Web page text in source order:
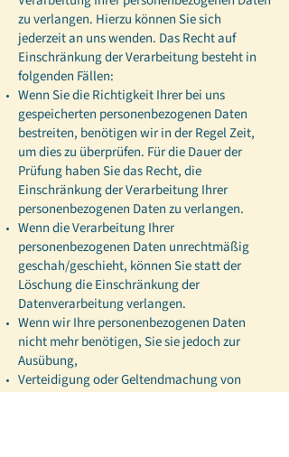
zu verlangen. Hierzu können Sie sich
jederzeit an uns wenden. Das Recht auf
Einschränkung der Verarbeitung besteht in
folgenden Fällen:
Wenn Sie die Richtigkeit Ihrer bei uns
gespeicherten personenbezogenen Daten
bestreiten, benötigen wir in der Regel Zeit,
um dies zu überprüfen. Für die Dauer der
Prüfung haben Sie das Recht, die
Einschränkung der Verarbeitung Ihrer
personenbezogenen Daten zu verlangen.
Wenn die Verarbeitung Ihrer
personenbezogenen Daten unrechtmäßig
geschah/geschieht, können Sie statt der
Löschung die Einschränkung der
Datenverarbeitung verlangen.
Wenn wir Ihre personenbezogenen Daten
nicht mehr benötigen, Sie sie jedoch zur
Ausübung,
Verteidigung oder Geltendmachung von